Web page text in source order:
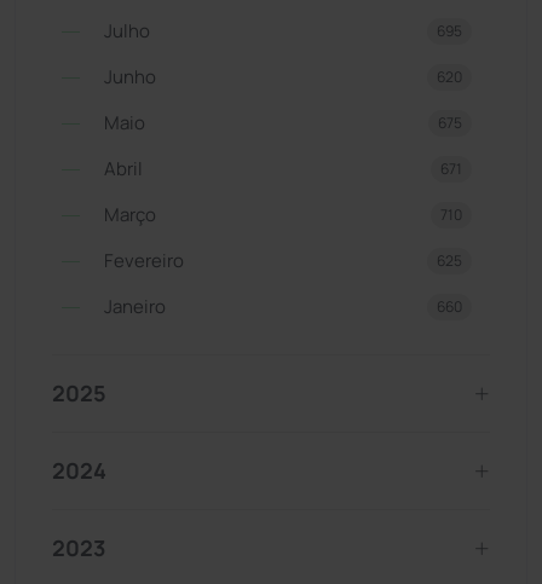
Julho 695
Junho 620
Maio 675
Abril 671
Março 710
Fevereiro 625
Janeiro 660
2025
2024
2023